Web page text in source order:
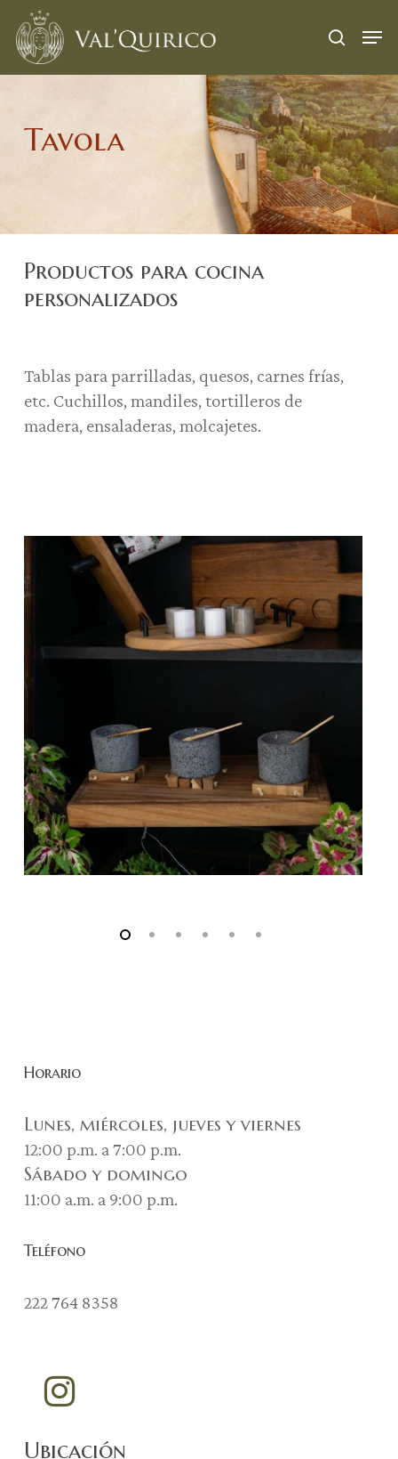
Skip
main
search
Menu
Tavola
Productos para cocina
personalizados
Tablas para parrilladas, quesos, carnes frías,
etc. Cuchillos, mandiles, tortilleros de
madera, ensaladeras, molcajetes.
Horario
Lunes, miércoles, jueves y viernes
12:00 p.m. a 7:00 p.m.
Sábado y domingo
11:00 a.m. a 9:00 p.m.
Teléfono
222 764 8358
Ubicación